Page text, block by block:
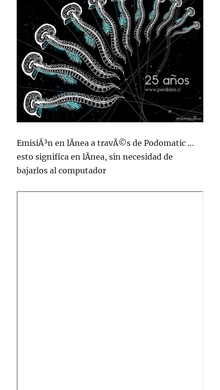
EmisiÃ³n en lÃ­nea a travÃ©s de Podomatic …
esto significa en lÃ­nea, sin necesidad de
bajarlos al computador